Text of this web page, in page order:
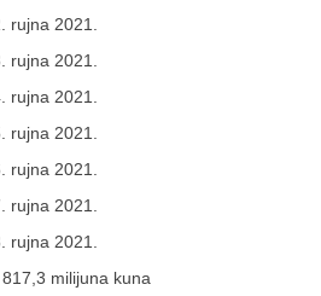
rujna 2021.
rujna 2021.
rujna 2021.
rujna 2021.
rujna 2021.
rujna 2021.
rujna 2021.
milijuna kuna